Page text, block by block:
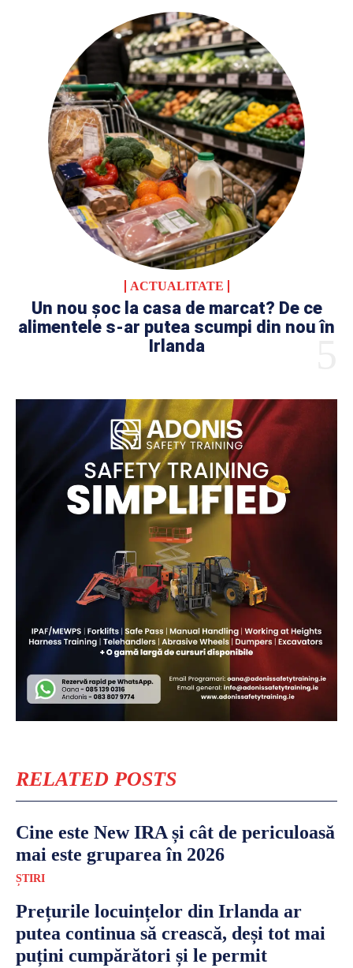
ACTUALITATE
Un nou șoc la casa de marcat? De ce
alimentele s-ar putea scumpi din nou în
Irlanda
RELATED POSTS
Cine este New IRA și cât de periculoasă
mai este gruparea în 2026
ȘTIRI
Prețurile locuințelor din Irlanda ar
putea continua să crească, deși tot mai
puțini cumpărători și le permit